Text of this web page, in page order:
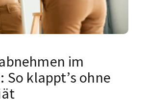
im
So klappt’s ohne